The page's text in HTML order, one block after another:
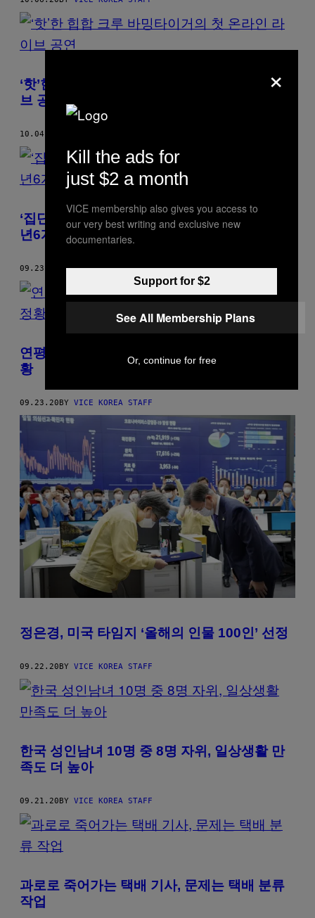
‘핫’한 힙합 크루 바밍타이거의 첫 온라인 라이
브 공연
10.04.20
‘집단 성폭행’ 가수 정준영 징역 5년, 최종훈 2
년6개월 확정
09.23.20 BYVICE KOREA STAFF
연평도 인근 실종 공무원, 북한 해역서 발견 정
황
09.23.20BY VICE KOREA STAFF
정은경, 미국 타임지 ‘올해의 인물 100인’ 선정
09.22.20BY VICE KOREA STAFF
한국 성인남녀 10명 중 8명 자위, 일상생활 만
족도 더 높아
09.21.20BY VICE KOREA STAFF
과로로 죽어가는 택배 기사, 문제는 택배 분류
작업
×
Kill the ads for
just $2 a month
VICE membership also gives you access to
our very best writing and exclusive new
documentaries.
Support for $2
See All Membership Plans
Or, continue for free